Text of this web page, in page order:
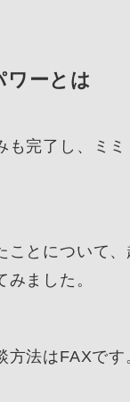
ワーとは
も完了し、ミ
ことについて
ました。
方法はFAXです